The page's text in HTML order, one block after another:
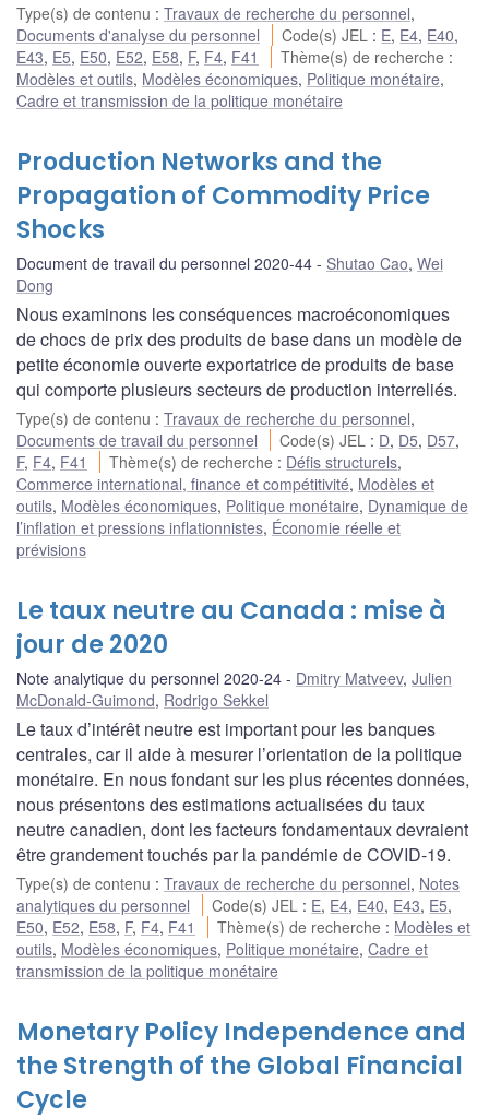
Type(s) de contenu : Travaux de recherche du personnel,
Documents d'analyse du personnel
Code(s) JEL : E, E4, E40,
E43, E5, E50, E52, E58, F, F4, F41 Thème(s) de recherche :
Modèles et outils, Modèles économiques, Politique monétaire,
Cadre et transmission de la politique monétaire
Production Networks and the
Propagation of Commodity Price
Shocks
Document de travail du personnel 2020-44 Shutao Cao, Wei
Dong
Nous examinons les conséquences macroéconomiques
de chocs de prix des produits de base dans un modèle de
petite économie ouverte exportatrice de produits de base
qui comporte plusieurs secteurs de production interreliés.
Type(s) de contenu : Travaux de recherche du personnel,
Documents de travail du personnel
Code(s) JEL : D, D5, D57,
F, F4, F41 Thème(s) de recherche : Défis structurels,
Commerce international, finance et compétitivité, Modèles et
outils, Modèles économiques, Politique monétaire, Dynamique de
l’inflation et pressions inflationnistes, Économie réelle et
prévisions
Le taux neutre au Canada : mise à
jour de 2020
Note analytique du personnel 2020-24 Dmitry Matveev, Julien
McDonald-Guimond, Rodrigo Sekkel
Le taux d’intérêt neutre est important pour les banques
centrales, car il aide à mesurer l’orientation de la politique
monétaire. En nous fondant sur les plus récentes données,
nous présentons des estimations actualisées du taux
neutre canadien, dont les facteurs fondamentaux devraient
être grandement touchés par la pandémie de COVID-19.
Type(s) de contenu : Travaux de recherche du personnel, Notes
analytiques du personnel
Code(s) JEL : E, E4, E40, E43, E5,
E50, E52, E58, F, F4, F41 Thème(s) de recherche : Modèles et
outils, Modèles économiques, Politique monétaire, Cadre et
transmission de la politique monétaire
Monetary Policy Independence and
the Strength of the Global Financial
Cycle